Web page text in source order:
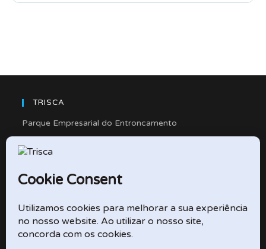
TRISCA
Parque Empresarial do Entroncamento
Rua Cidade de Friedberg, Lote 4
2330-263 Entroncamento – Portugal
e-mail: didactico@trisca.pt